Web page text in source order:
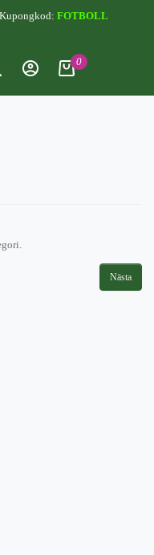
FOTBOLL
0
Nästa